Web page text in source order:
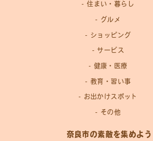
住まい・暮らし
グルメ
ショッピング
サービス
健康・医療
教育・習い事
お出かけスポット
その他
奈良市の素敵を集めよう